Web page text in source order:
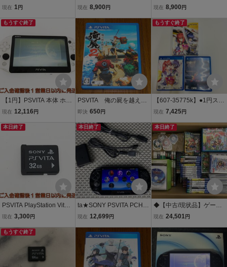
ZA11 1GB 本体 初期化 ソ
ータ プレイステーション
ブラック
現在 1円
ーカード 64GB フォーマ
現在 8,900 円
ーカード 64GB フォーマ
現在 8,900 円
もうすぐ終了
【1円】PSVITA 本体 ホワ
イト SONY PlayStation Vi
検品ジャンク ゲーム機本
現在 12,116 円
PSVITA 俺の屍を越えて
ゆけ2
即決 650 円
もうすぐ終了
【607-35775k】●1円スタ
ート●PSVitaソフト マブ
現在 7,425円
本日終了
PSVITA PlayStation Vita
専用メモリーカード 32G
ョン 1A0520-044kk/F8
現在 3,300 円
本日終了
ta★SONY PSVITA PCH-1
100 ソニー プレイステー
レステ PlayStation ブラッ
ク 動作確認 本体 初期化
現状品★
現在 12,699円
本日終了
◆【中古/現状品】ゲーム
ソフト 大量まとめ売りセ
0/PSVITA/PSP/ゲームキュ
ーブ/セガサターン】◆H0
80601
現在 24,501 円
もうすぐ終了